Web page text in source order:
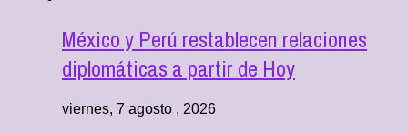
México y Perú restablecen relaciones
diplomáticas a partir de Hoy
viernes, 7 agosto , 2026